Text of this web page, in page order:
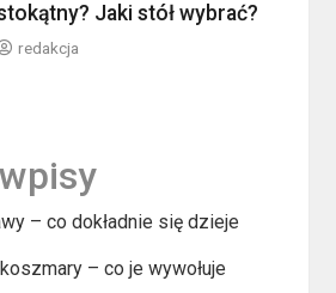
Jaki stół wybrać?
redakcja
– co dokładnie się dzieje
– co je wywołuje